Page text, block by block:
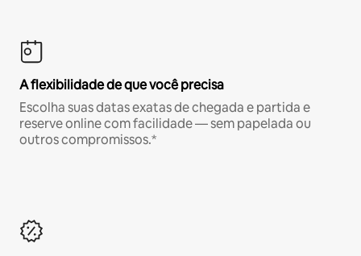
A flexibilidade de que você precisa
Escolha suas datas exatas de chegada e partida e
reserve online com facilidade — sem papelada ou
outros compromissos.*